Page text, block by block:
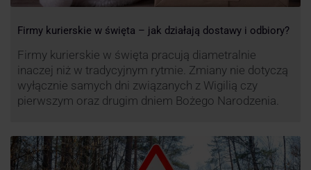
Firmy kurierskie w święta – jak działają dostawy i odbiory?
Firmy kurierskie w święta pracują diametralnie
inaczej niż w tradycyjnym rytmie. Zmiany nie dotyczą
wyłącznie samych dni związanych z Wigilią czy
pierwszym oraz drugim dniem Bożego Narodzenia.